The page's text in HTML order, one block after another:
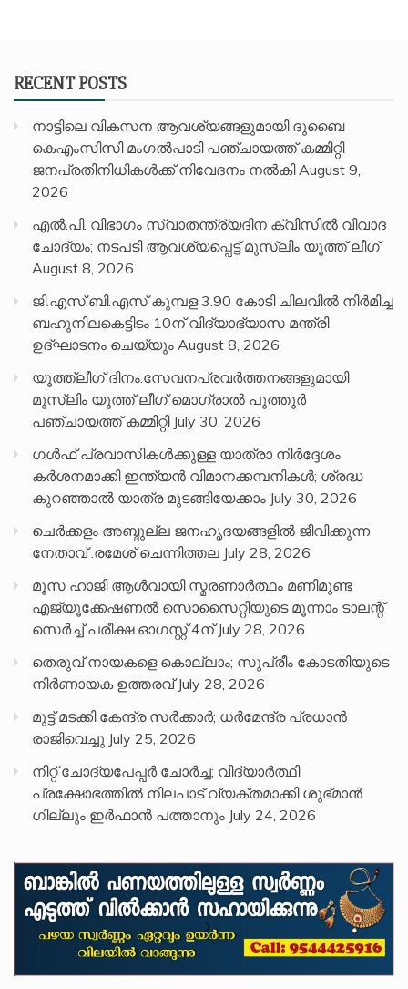
RECENT POSTS
നാട്ടിലെ വികസന ആവശ്യങ്ങളുമായി ദുബൈ
കെഎംസിസി മംഗൽപാടി പഞ്ചായത്ത് കമ്മിറ്റി
ജനപ്രതിനിധികൾക്ക് നിവേദനം നൽകി August 9,
2026
എൽ.പി. വിഭാഗം സ്വാതന്ത്ര്യദിന ക്വിസിൽ വിവാദ
ചോദ്യം; നടപടി ആവശ്യപ്പെട്ട് മുസ്‌ലിം യൂത്ത് ലീഗ്
August 8, 2026
ജി.എസ്.ബി.എസ് കുമ്പള 3.90 കോടി ചിലവിൽ നിർമിച്ച
ബഹുനിലകെട്ടിടം 10ന് വിദ്യാഭ്യാസ മന്ത്രി
ഉദ്ഘാടനം ചെയ്യും August 8, 2026
യൂത്ത്ലീഗ് ദിനം:സേവനപ്രവർത്തനങ്ങളുമായി
മുസ്ലിം യൂത്ത് ലീഗ് മൊഗ്രാൽ പുത്തൂർ
പഞ്ചായത്ത് കമ്മിറ്റി July 30, 2026
ഗൾഫ് പ്രവാസികൾക്കുള്ള യാത്രാ നിർദ്ദേശം
കർശനമാക്കി ഇന്ത്യൻ വിമാനക്കമ്പനികൾ; ശ്രദ്ധ
കുറഞ്ഞാൽ യാത്ര മുടങ്ങിയേക്കാം July 30, 2026
ചെർക്കളം അബ്ദുല്ല ജനഹൃദയങ്ങളിൽ ജീവിക്കുന്ന
നേതാവ് :രമേശ് ചെന്നിത്തല July 28, 2026
മൂസ ഹാജി ആൾവായി സ്മരണാർത്ഥം മണിമുണ്ട
എജ്യൂക്കേഷണൽ സൊസൈറ്റിയുടെ മൂന്നാം ടാലന്റ്
സെർച്ച് പരീക്ഷ ഓഗസ്റ്റ് 4ന് July 28, 2026
തെരുവ് നായകളെ കൊല്ലാം; സുപ്രീം കോടതിയുടെ
നിർണായക ഉത്തരവ് July 28, 2026
മുട്ട് മടക്കി കേന്ദ്ര സർക്കാർ; ധർമേന്ദ്ര പ്രധാൻ
രാജിവെച്ചു July 25, 2026
നീറ്റ് ചോദ്യപേപ്പര്‍ ചോര്‍ച്ച; വിദ്യാർത്ഥി
പ്രക്ഷോഭത്തിൽ നിലപാട് വ്യക്തമാക്കി ശുഭ്മാൻ
ഗില്ലും ഇർഫാൻ പത്താനും July 24, 2026